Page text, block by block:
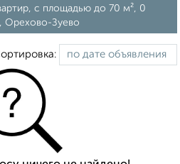
c площадью до 70 м², 0
Орехово-Зуево